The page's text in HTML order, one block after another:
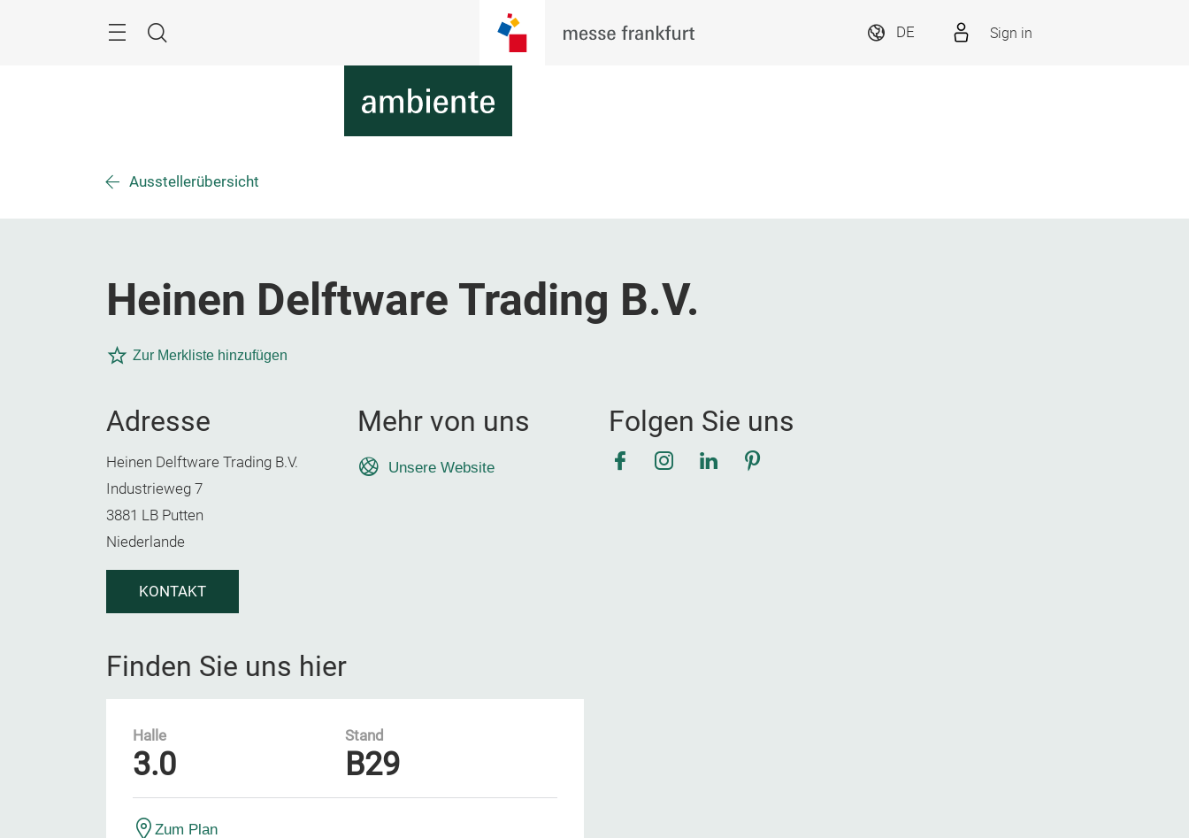
Suche
DE Sign in
Ausstellerübersicht
Heinen Delftware Trading B.V.
Zur Merkliste hinzufügen
Adresse
Heinen Delftware Trading B.V.
Industrieweg 7
3881 LB Putten
Niederlande
KONTAKT
Mehr von uns
Unsere Website
Folgen Sie uns
Facebook
Instagram
LinkedInPinterest
Finden Sie uns hier
Halle
3.0
Stand
B29
Zum Plan